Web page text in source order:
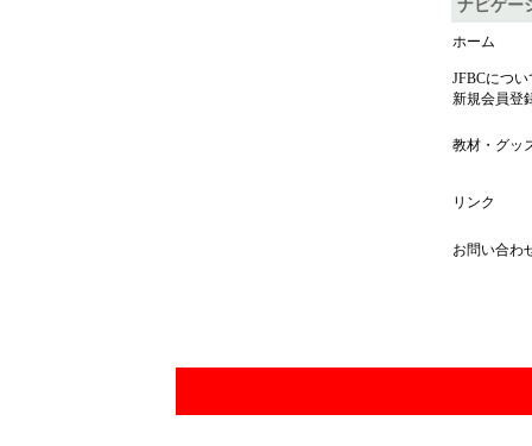
ナビゲー
ホーム
JFBCについ
新規会員登
教材・グッ
リンク
お問い合わ